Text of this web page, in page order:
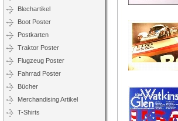
Blechartikel
Boot Poster
Postkarten
Traktor Poster
Flugzeug Poster
Fahrrad Poster
Bücher
Merchandising Artikel
T-Shirts